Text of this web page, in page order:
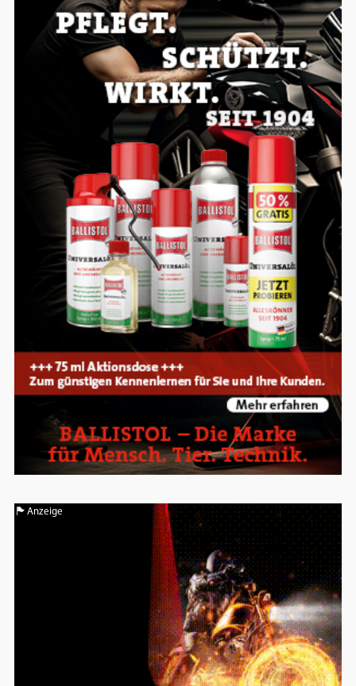
Anzeige
können, werden von diesen externen
Medien Cookies gesetzt.
YouTube
Vimeo
Google Maps
Anbieter:
Google